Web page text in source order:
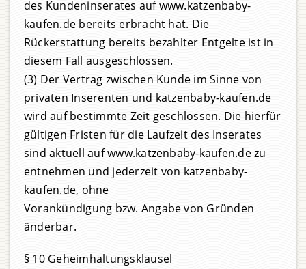
des Kundeninserates auf www.katzenbaby-
kaufen.de bereits erbracht hat. Die
Rückerstattung bereits bezahlter Entgelte ist in
diesem Fall ausgeschlossen.
(3) Der Vertrag zwischen Kunde im Sinne von
privaten Inserenten und katzenbaby-kaufen.de
wird auf bestimmte Zeit geschlossen. Die hierfür
gültigen Fristen für die Laufzeit des Inserates
sind aktuell auf www.katzenbaby-kaufen.de zu
entnehmen und jederzeit von katzenbaby-
kaufen.de, ohne
Vorankündigung bzw. Angabe von Gründen
änderbar.
§ 10 Geheimhaltungsklausel